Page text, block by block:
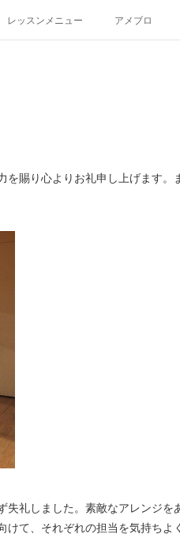
レッスンメニュー アメブロ
賜り心よりお礼申し上げます。
失礼しました。素敵なアレンジを
けて、それぞれの担当を気持ちよ